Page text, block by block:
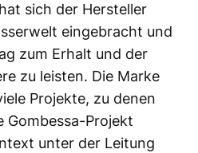
sich der Hersteller
eingebracht und
zum Erhalt und der
zu leisten. Die Marke
Projekte, zu denen
Gombessa-Projekt
unter der Leitung